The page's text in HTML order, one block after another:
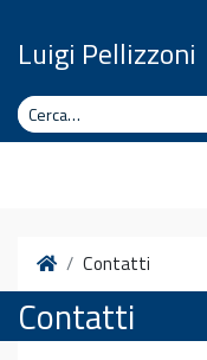
Luigi Pellizzoni
Cerca
HomeContatti
Contatti